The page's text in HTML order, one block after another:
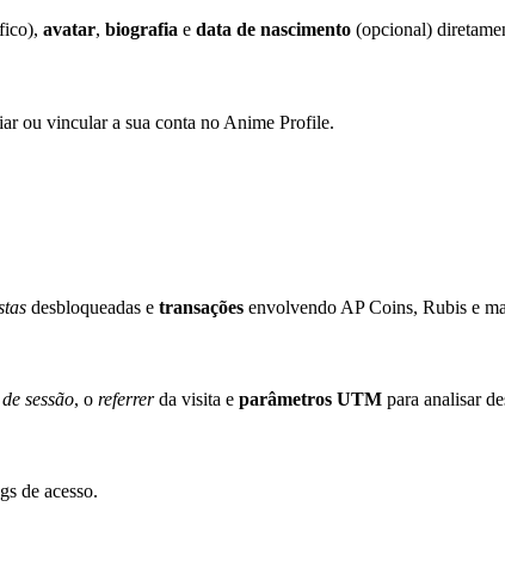
avatar, biografia e data de nascimento (opcional)
ou vincular a sua conta no Anime Profile.
desbloqueadas e transações envolvendo AP Coins, Rubis e
sessão, o referrerda visita e parâmetros UTM para analisar
de acesso.